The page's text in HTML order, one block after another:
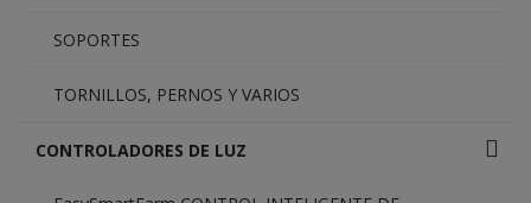
SOPORTES
TORNILLOS, PERNOS Y VARIOS
CONTROLADORES DE LUZ